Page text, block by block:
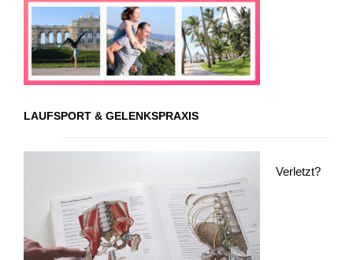
LAUFSPORT & GELENKSPRAXIS
Verletzt?